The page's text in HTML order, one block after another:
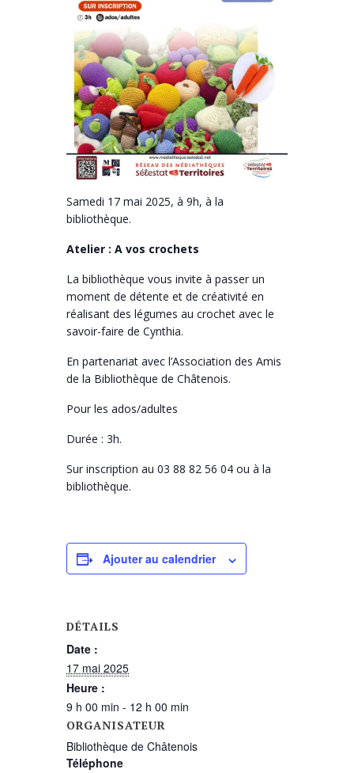
Samedi 17 mai 2025, à 9h, à la
bibliothèque.
Atelier : A vos crochets
La bibliothèque vous invite à passer un
moment de détente et de créativité en
réalisant des légumes au crochet avec le
savoir-faire de Cynthia.
En partenariat avec l’Association des Amis
de la Bibliothèque de Châtenois.
Pour les ados/adultes
Durée : 3h.
Sur inscription au 03 88 82 56 04 ou à la
bibliothèque.
Ajouter au calendrier
DÉTAILS
Date :
17 mai 2025
Heure :
9 h 00 min - 12 h 00 min
ORGANISATEUR
Bibliothèque de Châtenois
Téléphone